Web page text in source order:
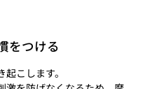
をつける
こします。